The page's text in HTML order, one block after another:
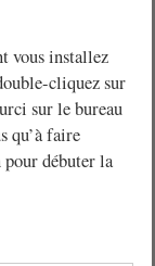
vous installez
cliquez sur
sur le bureau
qu’à faire
débuter la